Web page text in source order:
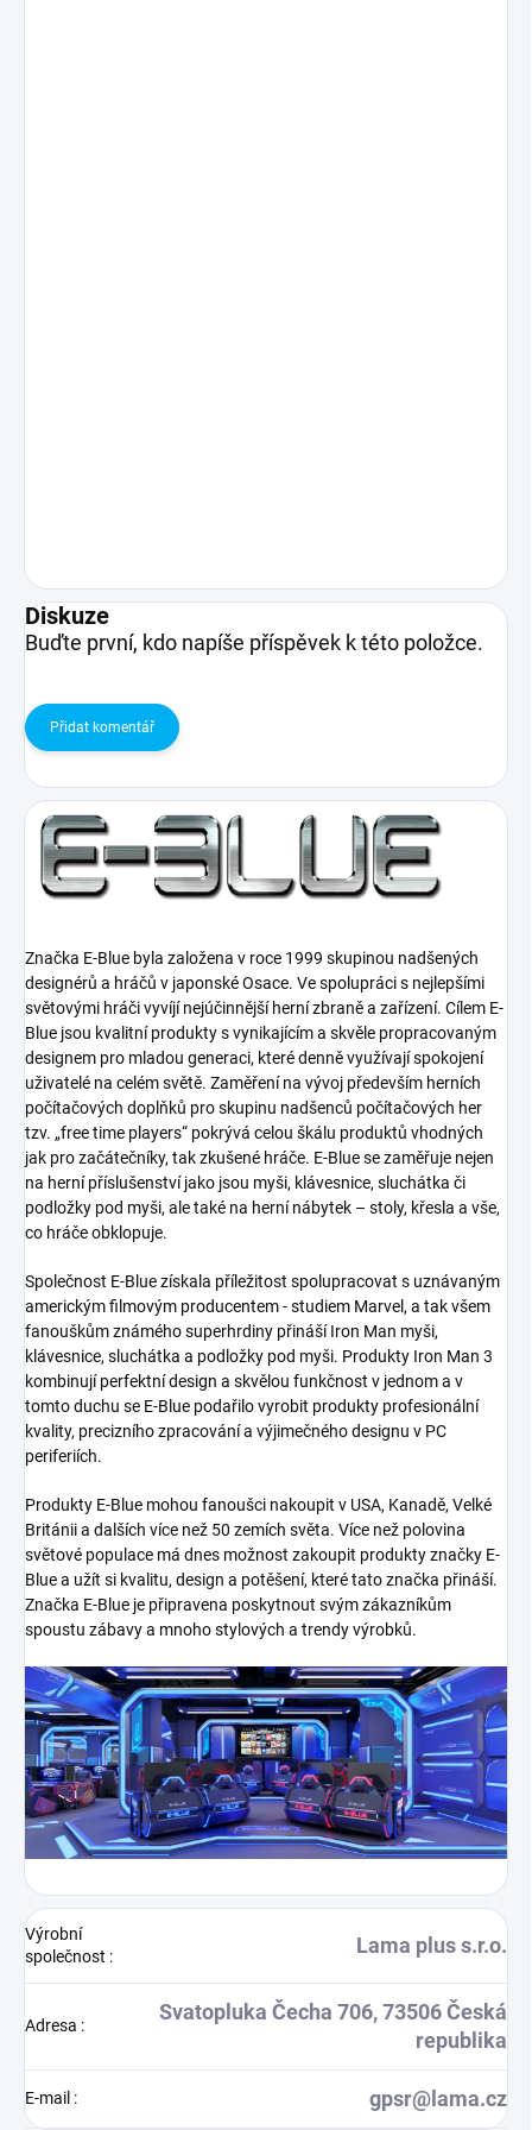
Diskuze
Buďte první, kdo napíše příspěvek k této položce.
Přidat komentář
Značka E-Blue byla založena v roce 1999 skupinou nadšených
designérů a hráčů v japonské Osace. Ve spolupráci s nejlepšími
světovými hráči vyvíjí nejúčinnější herní zbraně a zařízení. Cílem E-
Blue jsou kvalitní produkty s vynikajícím a skvěle propracovaným
designem pro mladou generaci, které denně využívají spokojení
uživatelé na celém světě. Zaměření na vývoj především herních
počítačových doplňků pro skupinu nadšenců počítačových her
tzv. „free time players“ pokrývá celou škálu produktů vhodných
jak pro začátečníky, tak zkušené hráče. E-Blue se zaměřuje nejen
na herní příslušenství jako jsou myši, klávesnice, sluchátka či
podložky pod myši, ale také na herní nábytek – stoly, křesla a vše,
co hráče obklopuje.
Společnost E-Blue získala příležitost spolupracovat s uznávaným
americkým filmovým producentem - studiem Marvel, a tak všem
fanouškům známého superhrdiny přináší Iron Man myši,
klávesnice, sluchátka a podložky pod myši. Produkty Iron Man 3
kombinují perfektní design a skvělou funkčnost v jednom a v
tomto duchu se E-Blue podařilo vyrobit produkty profesionální
kvality, precizního zpracování a výjimečného designu v PC
periferiích.
Produkty E-Blue mohou fanoušci nakoupit v USA, Kanadě, Velké
Británii a dalších více než 50 zemích světa. Více než polovina
světové populace má dnes možnost zakoupit produkty značky E-
Blue a užít si kvalitu, design a potěšení, které tato značka přináší.
Značka E-Blue je připravena poskytnout svým zákazníkům
spoustu zábavy a mnoho stylových a trendy výrobků.
Výrobní
společnost : Lama plus s.r.o.
Adresa :
Svatopluka Čecha 706, 73506 Česká
republika
E-mail : gpsr@lama.cz